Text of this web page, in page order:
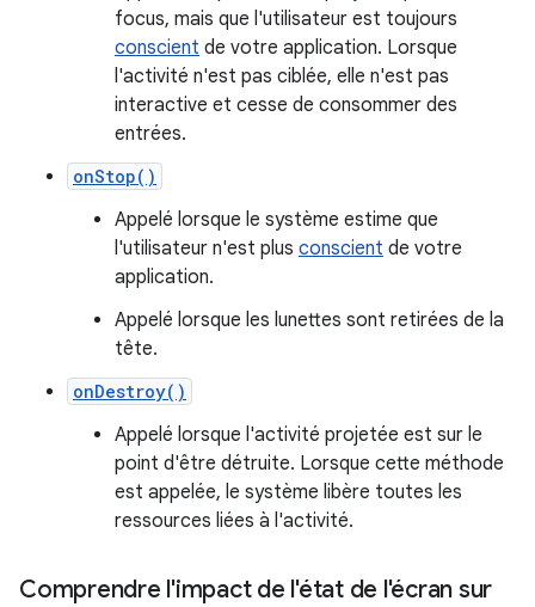
focus, mais que l'utilisateur est toujours
conscient de votre application. Lorsque
l'activité n'est pas ciblée, elle n'est pas
interactive et cesse de consommer des
entrées.
onStop()
Appelé lorsque le système estime que
l'utilisateur n'est plus conscient de votre
application.
Appelé lorsque les lunettes sont retirées de la
tête.
onDestroy()
Appelé lorsque l'activité projetée est sur le
point d'être détruite. Lorsque cette méthode
est appelée, le système libère toutes les
ressources liées à l'activité.
Comprendre l'impact de l'état de l'écran sur